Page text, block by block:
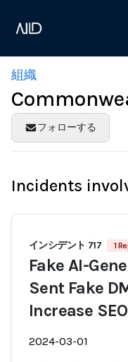
組織
フォローする
Incidents
インシデント 717 1
Fake AI-
Sent Fake
Increase SEO
2024-03-01